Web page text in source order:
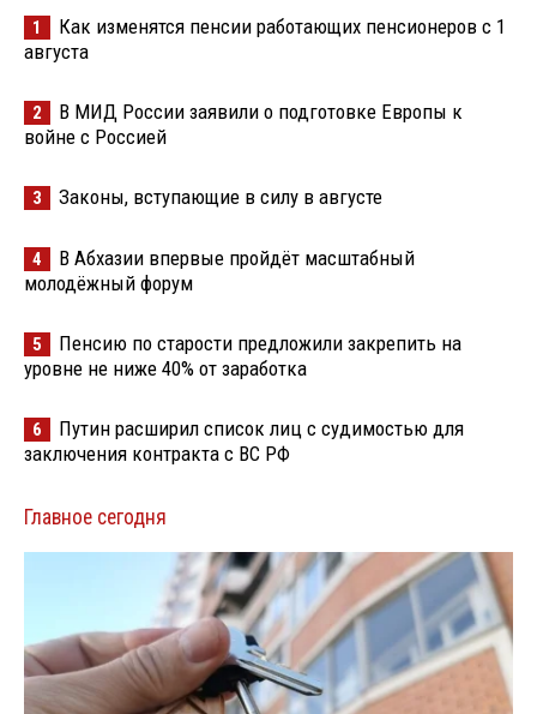
1
Как изменятся пенсии работающих пенсионеров с 1
августа
2
В МИД России заявили о подготовке Европы к
войне с Россией
3 Законы, вступающие в силу в августе
4
В Абхазии впервые пройдёт масштабный
молодёжный форум
5
Пенсию по старости предложили закрепить на
уровне не ниже 40% от заработка
6
Путин расширил список лиц с судимостью для
заключения контракта с ВС РФ
Главное сегодня